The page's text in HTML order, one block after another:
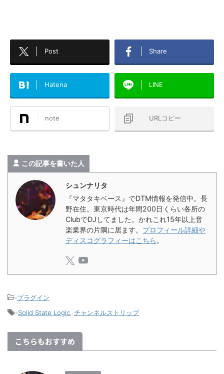
Post Share
Hatena LINE
note URLコピー
この記事を書いた人
シュンナリタ
『マタタキベース』でDTM情報を発信中。長
野在住。東京時代は年間200日くらい各所の
ClubでDJしてました。かれこれ15年以上音
楽業界の片隅に居ます。 プロフィール詳細や
ディスコグラフィーはこちら 。
-プラグイン
-Solid State Logic, チャンネルストリップ
こちらもおすすめ